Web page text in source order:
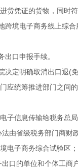
货凭证的货物，同时
跨境电子商务线上综
口申报手续。
决定明确取消出口退(
应统筹推进部门之间
子信息传输给税务总
由省级税务部门商财
电子商务综合试验区
口的单位和个体工商